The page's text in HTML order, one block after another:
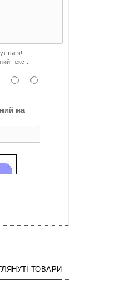
текст.
на
ТОВАРИ